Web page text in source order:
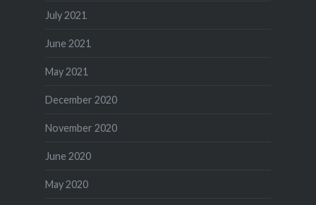
July 2021
June 2021
May 2021
December 2020
November 2020
June 2020
May 2020